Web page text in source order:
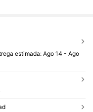
estimada:Ago 14 - Ago